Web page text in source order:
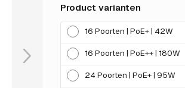
Product varianten
16 Poorten | PoE+ | 42W
16 Poorten | PoE++ | 180W
24 Poorten | PoE+ | 95W